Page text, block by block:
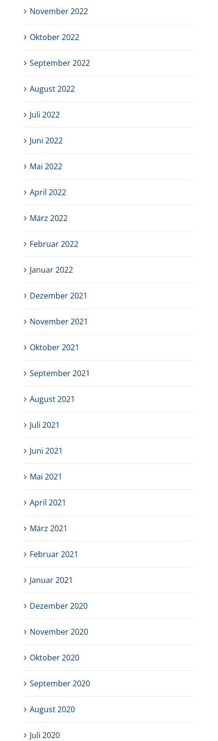
November 2022
Oktober 2022
September 2022
August 2022
Juli 2022
Juni 2022
Mai 2022
April 2022
März 2022
Februar 2022
Januar 2022
Dezember 2021
November 2021
Oktober 2021
September 2021
August 2021
Juli 2021
Juni 2021
Mai 2021
April 2021
März 2021
Februar 2021
Januar 2021
Dezember 2020
November 2020
Oktober 2020
September 2020
August 2020
Juli 2020